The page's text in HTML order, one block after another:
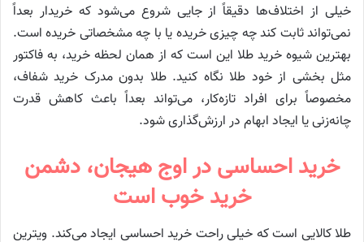
خیلی از اختلاف‌ها دقیقاً از جایی شروع می‌شود که خریدار بعداً
نمی‌تواند ثابت کند چه چیزی خریده یا با چه مشخصاتی خریده است.
بهترین شیوه خرید طلا این است که از همان لحظه خرید، به فاکتور
مثل بخشی از خود طلا نگاه کنید. طلا بدون مدرک خرید شفاف،
مخصوصاً برای افراد تازه‌کار، می‌تواند بعداً باعث کاهش قدرت
چانه‌زنی یا ایجاد ابهام در ارزش‌گذاری شود.
خرید احساسی در اوج هیجان، دشمن
خرید خوب است
طلا کالایی است که خیلی راحت خرید احساسی ایجاد می‌کند. ویترین